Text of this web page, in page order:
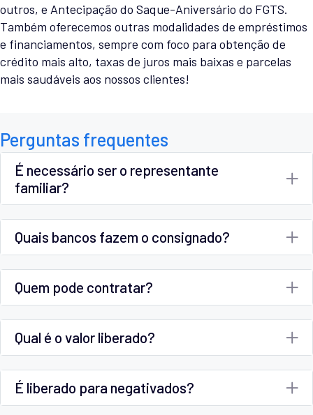
outros, e Antecipação do Saque-Aniversário do FGTS.
Também oferecemos outras modalidades de empréstimos
e financiamentos, sempre com foco para obtenção de
crédito mais alto, taxas de juros mais baixas e parcelas
mais saudáveis aos nossos clientes!
Perguntas frequentes
É necessário ser o representante
familiar?
Quais bancos fazem o consignado?
Quem pode contratar?
Qual é o valor liberado?
É liberado para negativados?